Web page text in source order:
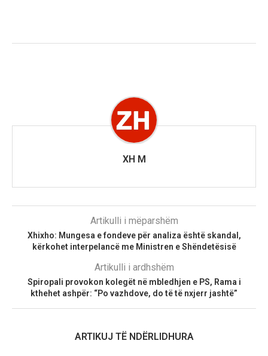
XH M
Artikulli i mëparshëm
Xhixho: Mungesa e fondeve për analiza është skandal,
kërkohet interpelancë me Ministren e Shëndetësisë
Artikulli i ardhshëm
Spiropali provokon kolegët në mbledhjen e PS, Rama i
kthehet ashpër: “Po vazhdove, do të të nxjerr jashtë”
ARTIKUJ TË NDËRLIDHURA